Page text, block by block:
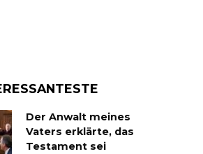
Der Anwalt meines
Vaters erklärte, das
Testament sei